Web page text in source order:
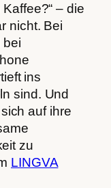
– die
nicht. Bei
bei
ins
sind. Und
auf ihre
zu
LINGVA